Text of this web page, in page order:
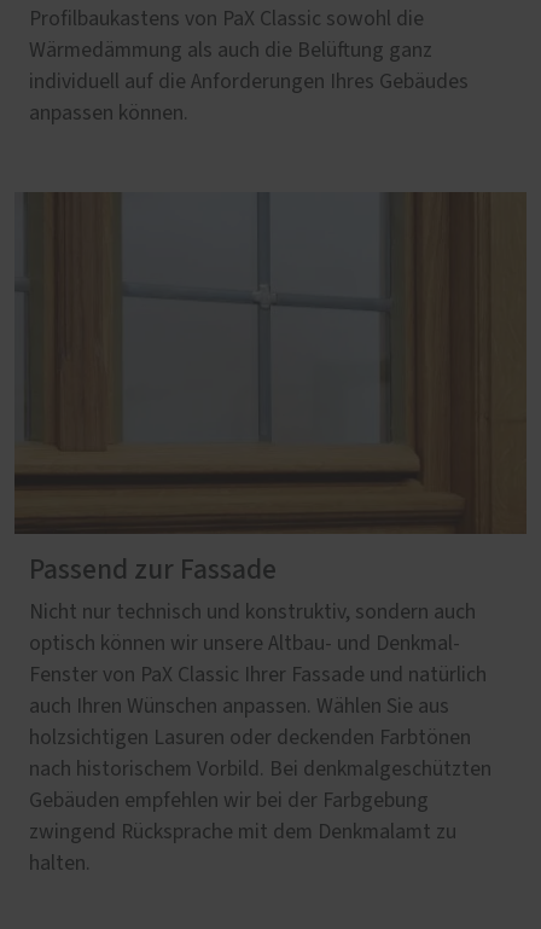
Profilbaukastens von PaX Classic sowohl die
Wärmedämmung als auch die Belüftung ganz
individuell auf die Anforderungen Ihres Gebäudes
anpassen können.
Passend zur Fassade
Nicht nur technisch und konstruktiv, sondern auch
optisch können wir unsere Altbau- und Denkmal-
Fenster von PaX Classic Ihrer Fassade und natürlich
auch Ihren Wünschen anpassen. Wählen Sie aus
holzsichtigen Lasuren oder deckenden Farbtönen
nach historischem Vorbild. Bei denkmalgeschützten
Gebäuden empfehlen wir bei der Farbgebung
zwingend Rücksprache mit dem Denkmalamt zu
halten.